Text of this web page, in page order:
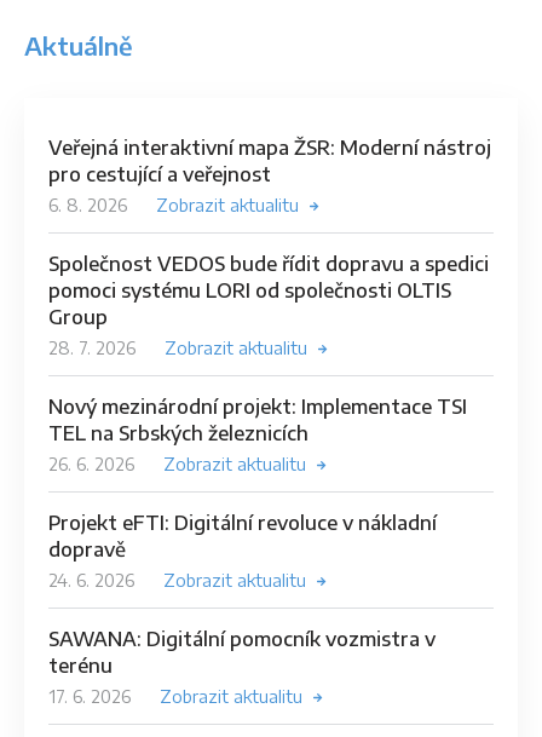
Aktuálně
Veřejná interaktivní mapa ŽSR: Moderní nástroj
pro cestující a veřejnost
6. 8. 2026 Zobrazit aktualitu
Společnost VEDOS bude řídit dopravu a spedici
pomoci systému LORI od společnosti OLTIS
Group
28. 7. 2026 Zobrazit aktualitu
Nový mezinárodní projekt: Implementace TSI
TEL na Srbských železnicích
26. 6. 2026 Zobrazit aktualitu
Projekt eFTI: Digitální revoluce v nákladní
dopravě
24. 6. 2026 Zobrazit aktualitu
SAWANA: Digitální pomocník vozmistra v
terénu
17. 6. 2026 Zobrazit aktualitu